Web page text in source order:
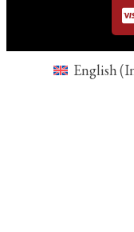
English(